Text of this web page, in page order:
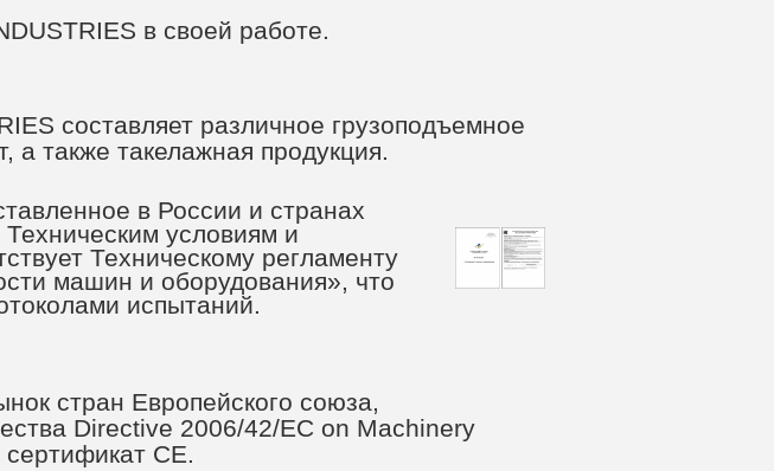
в своей работе.
составляет различное грузоподъемное
а также такелажная продукция.
в России и странах
условиям и
Техническому регламенту
машин и оборудования», что
испытаний.
стран Европейского союза,
Directive 2006/42/EC on Machinery
CE.